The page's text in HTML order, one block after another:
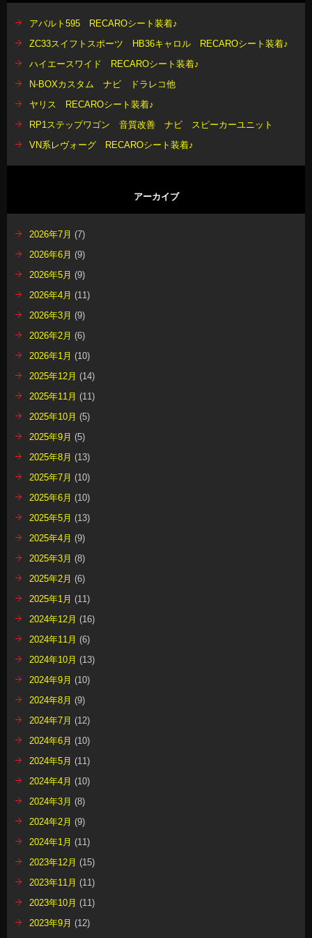
アバルト595 RECAROシート装着♪
ZC33スイフトスポーツ HB36キャロル RECAROシート装着♪
ハイエースワイド RECAROシート装着♪
N-BOXカスタム ナビ ドラレコ他
ヤリス RECAROシート装着♪
RP1ステップワゴン 音質改善 ナビ スピーカーユニット
VN系レヴォーグ RECAROシート装着♪
アーカイブ
2026年7月 (7)
2026年6月 (9)
2026年5月 (9)
2026年4月 (11)
2026年3月 (9)
2026年2月 (6)
2026年1月 (10)
2025年12月 (14)
2025年11月 (11)
2025年10月 (5)
2025年9月 (5)
2025年8月 (13)
2025年7月 (10)
2025年6月 (10)
2025年5月 (13)
2025年4月 (9)
2025年3月 (8)
2025年2月 (6)
2025年1月 (11)
2024年12月 (16)
2024年11月 (6)
2024年10月 (13)
2024年9月 (10)
2024年8月 (9)
2024年7月 (12)
2024年6月 (10)
2024年5月 (11)
2024年4月 (10)
2024年3月 (8)
2024年2月 (9)
2024年1月 (11)
2023年12月 (15)
2023年11月 (11)
2023年10月 (11)
2023年9月 (12)